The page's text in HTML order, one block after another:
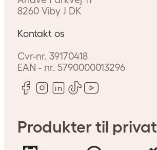
8260 Viby J DK
Kontakt os
Cvr-nr. 39170418
EAN - nr.5790000013296
Produkter til privat